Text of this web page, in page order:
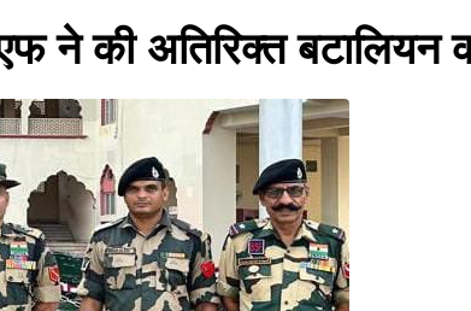
ने की अतिरिक्त बटालियन